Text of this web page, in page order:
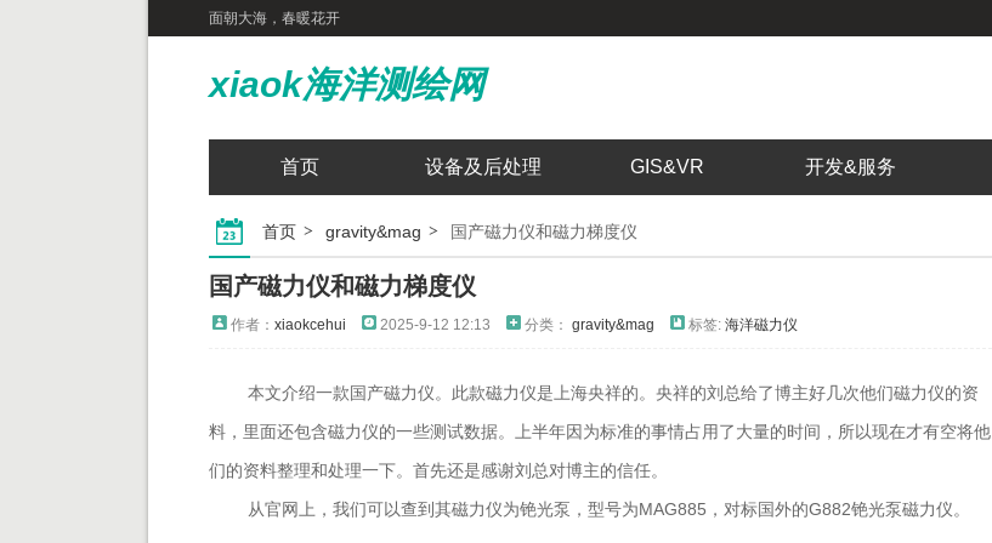
面朝大海，春暖花开
xiaok海洋测绘网
首页 设备及后处理 GIS&VR 开发&服务
首页 gravity&mag 国产磁力仪和磁力梯度仪
国产磁力仪和磁力梯度仪
作者： xiaokcehui 2025-9-12 12:13 分类： gravity&mag 标签: 海洋磁力仪
本文介绍一款国产磁力仪。 此款磁力仪是上海央祥的。央祥的刘总给了博主好几次他们磁力仪的资
料，里面还包含磁力仪的一些测试数据。上半年因为标准的事情占用了大量的时间，所以现在才有空将他
们的资料整理和处理一下。首先还是感谢刘总对博主的信任。
从官网上，我们可以查到其磁力仪为铯光泵，型号为MAG885，对标国外的G882铯光泵磁力仪。